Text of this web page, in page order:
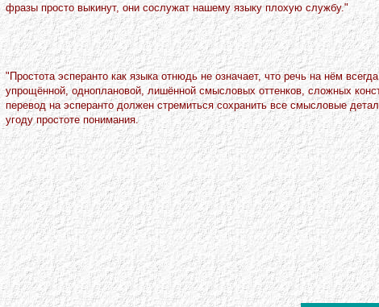
фразы просто выкинут, они сослужат нашему языку плохую службу."
"Простота эсперанто как языка отнюдь не означает, что речь на нём
упрощённой, одноплановой, лишённой смысловых оттенков, сложных
перевод на эсперанто должен стремиться сохранить все смысловые
угоду простоте понимания.